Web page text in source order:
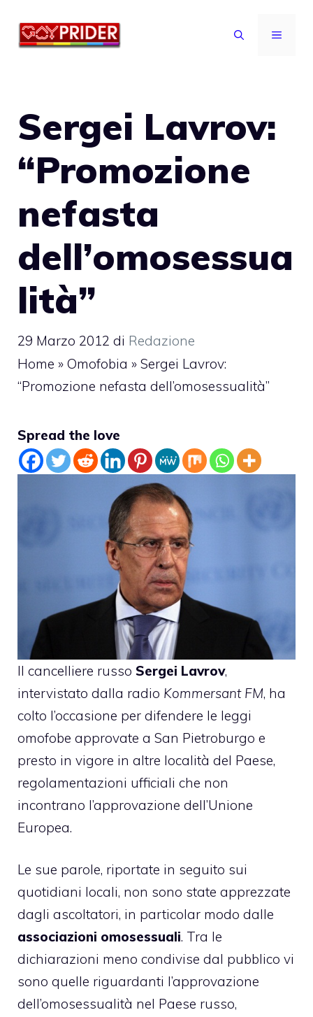
MENU
Sergei Lavrov:
“Promozione
nefasta
dell’omosessua
lità”
29 Marzo 2012 di Redazione
Home » Omofobia » Sergei Lavrov:
“Promozione nefasta dell’omosessualità”
Spread the love
Il cancelliere russo Sergei Lavrov,
intervistato dalla radio Kommersant FM, ha
colto l’occasione per difendere le leggi
omofobe approvate a San Pietroburgo e
presto in vigore in altre località del Paese,
regolamentazioni ufficiali che non
incontrano l’approvazione dell’Unione
Europea.
Le sue parole, riportate in seguito sui
quotidiani locali, non sono state apprezzate
dagli ascoltatori, in particolar modo dalle
associazioni omosessuali. Tra le
dichiarazioni meno condivise dal pubblico vi
sono quelle riguardanti l’approvazione
dell’omosessualità nel Paese russo,